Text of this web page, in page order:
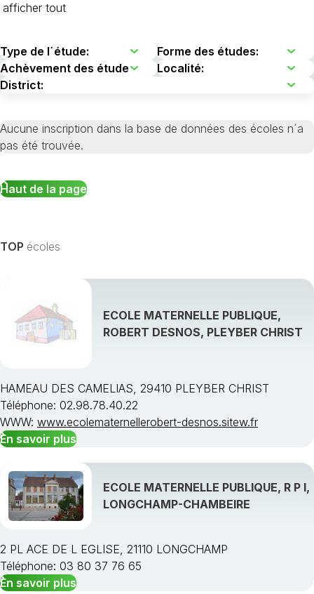
afficher tout
Aucune inscription dans la base de données des écoles n´a
pas été trouvée.
Haut de la page
TOP écoles
ECOLE MATERNELLE PUBLIQUE,
ROBERT DESNOS, PLEYBER CHRIST
HAMEAU DES CAMELIAS, 29410 PLEYBER CHRIST
Téléphone: 02.98.78.40.22
WWW: www.ecolematernellerobert-desnos.sitew.fr
En savoir plus
ECOLE MATERNELLE PUBLIQUE, R P I,
LONGCHAMP-CHAMBEIRE
2 PL ACE DE L EGLISE, 21110 LONGCHAMP
Téléphone: 03 80 37 76 65
En savoir plus